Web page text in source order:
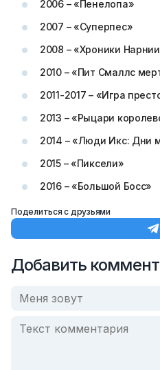
2006 – «Пенелопа»
2007 – «Суперпес»
2008 – «Хроники
2010 – «Пит Смаллс
2011-2017 – «Игра
2013 – «Рыцари
2014 – «Люди Икс: Дни
2015 – «Пиксели»
2016 – «Большой Босс»
Поделиться с друзьями
Добавить